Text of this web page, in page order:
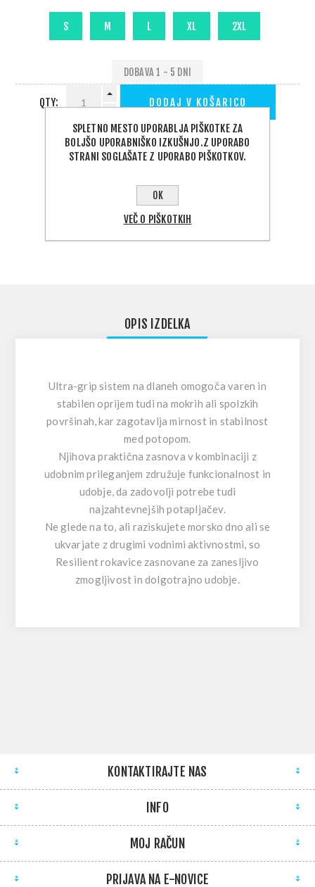
DOBAVA 1 - 5 DNI
QTY: DODAJ V KOŠARICO
OPIS IZDELKA
Ultra-grip sistem na dlaneh omogoča varen in
stabilen oprijem tudi na mokrih ali spolzkih
površinah, kar zagotavlja mirnost in stabilnost
med potopom.
Njihova praktična zasnova v kombinaciji z
udobnim prileganjem združuje funkcionalnost in
udobje, da zadovolji potrebe tudi
najzahtevnejših potapljačev.
Ne glede na to, ali raziskujete morsko dno ali se
ukvarjate z drugimi vodnimi aktivnostmi, so
Resilient rokavice zasnovane za zanesljivo
zmogljivost in dolgotrajno udobje.
KONTAKTIRAJTE NAS
INFO
MOJ RAČUN
PRIJAVA NA E-NOVICE
SPLETNO MESTO UPORABLJA PIŠKOTKE ZA
BOLJŠO UPORABNIŠKO IZKUŠNJO.Z UPORABO
STRANI SOGLAŠATE Z UPORABO PIŠKOTKOV.
OK
VEČ O PIŠKOTKIH